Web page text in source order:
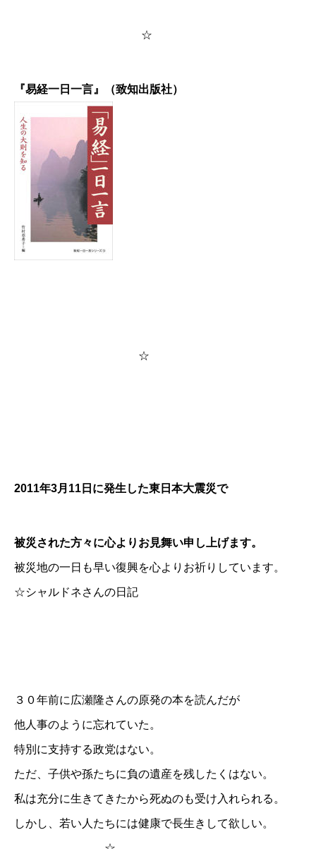
☆
『易経一日一言』（致知出版社）
☆
2011年3月11日に発生した東日本大震災で
被災された方々に心よりお見舞い申し上げます。
被災地の一日も早い復興を心よりお祈りしています。
☆シャルドネさんの日記
３０年前に広瀬隆さんの原発の本を読んだが
他人事のように忘れていた。
特別に支持する政党はない。
ただ、子供や孫たちに負の遺産を残したくはない。
私は充分に生きてきたから死ぬのも受け入れられる。
しかし、若い人たちには健康で長生きして欲しい。